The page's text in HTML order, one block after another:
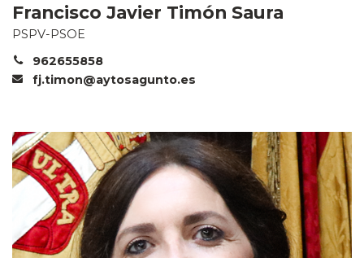
Francisco Javier Timón Saura
PSPV-PSOE
962655858
fj.timon@aytosagunto.es